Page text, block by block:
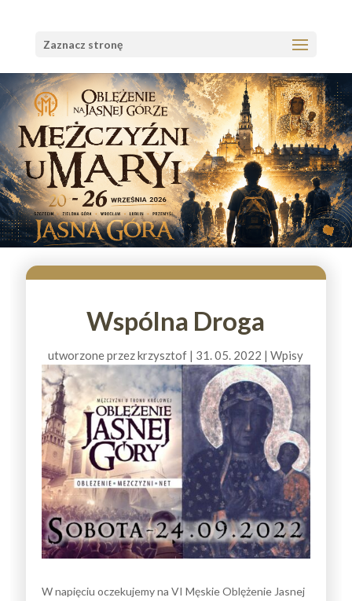
Zaznacz stronę
Wspólna Droga
utworzone przezkrzysztof | 31. 05. 2022 |Wpisy
W napięciu oczekujemy na VI Męskie Oblężenie Jasnej